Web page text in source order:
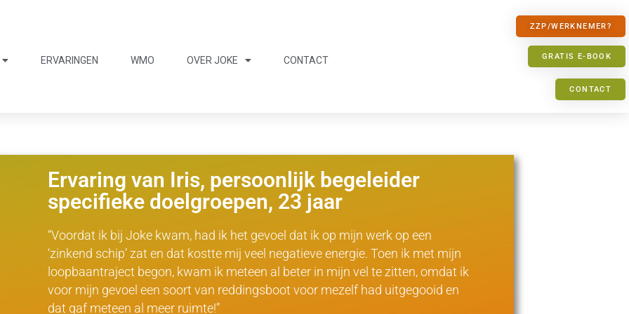
ERVARINGEN WMO OVER JOKE CONTACT
ZZP/WERKNEMER?
GRATIS E-BOOK
CONTACT
Ervaring van Iris, persoonlijk begeleider
specifieke doelgroepen, 23 jaar
“Voordat ik bij Joke kwam, had ik het gevoel dat ik op mijn werk op een
‘zinkend schip’ zat en dat kostte mij veel negatieve energie. Toen ik met mijn
loopbaantraject begon, kwam ik meteen al beter in mijn vel te zitten, omdat ik
voor mijn gevoel een soort van reddingsboot voor mezelf had uitgegooid en
dat gaf meteen al meer ruimte!”